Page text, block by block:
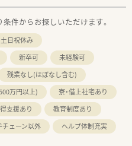
件からお探しいただけます。
土日祝休み
新卒可
未経験可
残業なし(ほぼなし含む)
万円以上)
寮・借上社宅あり
支援あり
教育制度あり
チェーン以外
ヘルプ体制充実